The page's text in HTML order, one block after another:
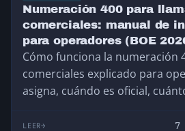
Numeración 400 para
comerciales: manual de
para operadores (BOE
Cómo funciona la numeración
comerciales explicado para
asigna, cuándo es oficial,
LEER 7